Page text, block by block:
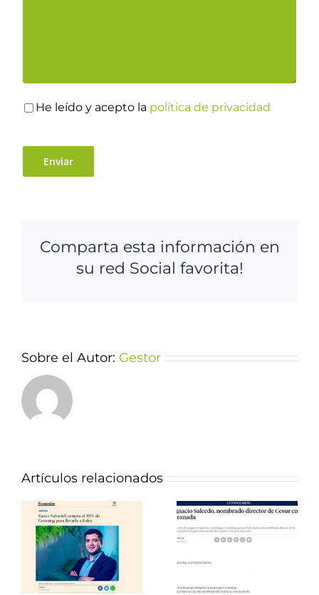
He leído y acepto la política de privacidad
Comparta esta información en
su red Social favorita!
Sobre el Autor: Gestor
Artículos relacionados